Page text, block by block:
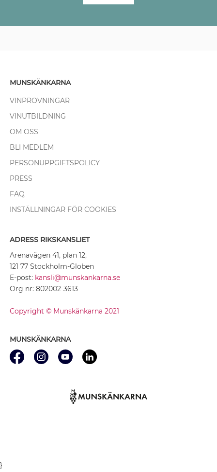
MUNSKÄNKARNA
VINPROVNINGAR
VINUTBILDNING
OM OSS
BLI MEDLEM
PERSONUPPGIFTSPOLICY
PRESS
FAQ
INSTÄLLNINGAR FÖR COOKIES
ADRESS RIKSKANSLIET
Arenavägen 41, plan 12,
121 77 Stockholm-Globen
E-post: kansli@munskankarna.se
Org nr: 802002-3613
Copyright © Munskänkarna 2021
MUNSKÄNKARNA
}